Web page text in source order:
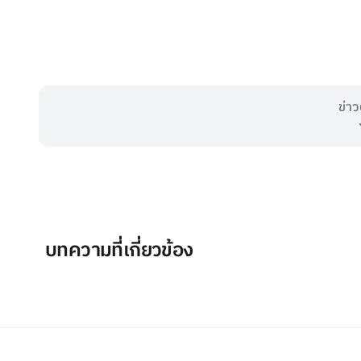
ข่า
บทความที่เกี่ยวข้อง